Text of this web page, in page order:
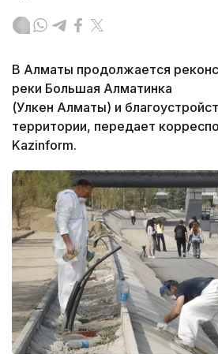
В Алматы продолжается
реки Большая Алматинка
(Улкен Алматы) и
территории, передает
Kazinform.